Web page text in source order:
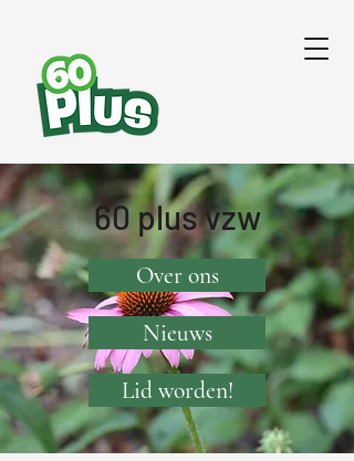
60 plus vzw
Over ons
Nieuws
Lid worden!